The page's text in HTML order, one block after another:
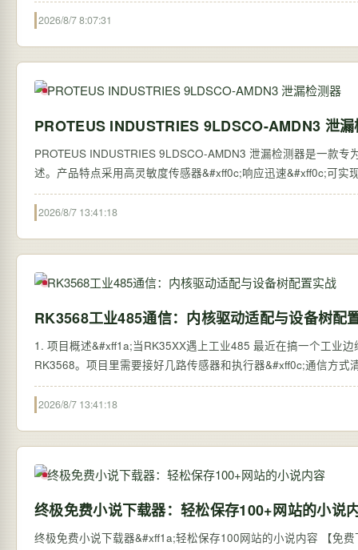
2026/8/7 8:07:31
PROTEUS INDUSTRIES 9LDSCO-AMDN3 泄
PROTEUS INDUSTRIES 9LDSCO-AMDN3 泄漏检测器是一款
述。产品特点采用高灵敏度传感器&#xff0c;响应迅速&#xff0c;可
2026/8/7 13:41:18
RK3568工业485通信：内核驱动适配与设备树配
1. 项目概述&#xff1a;当RK35XX遇上工业485 最近在搞一个工业
RK3568。项目里需要接好几路传感器和执行器&#xff0c;通信方
2026/8/7 13:41:18
终极免费小说下载器：轻松保存100+网站的小说
终极免费小说下载器&#xff1a;轻松保存100网站的小说内容 【免费下